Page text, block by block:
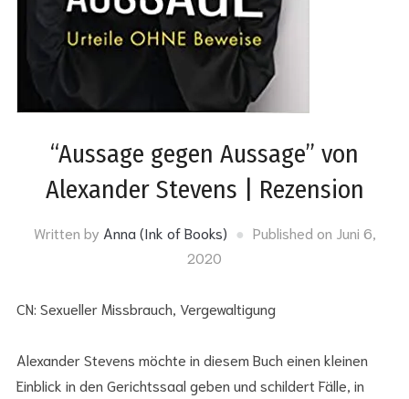
“Aussage gegen Aussage” von
Alexander Stevens | Rezension
Written by Anna (Ink of Books) Published on Juni 6,
2020
CN: Sexueller Missbrauch, Vergewaltigung
Alexander Stevens möchte in diesem Buch einen kleinen
Einblick in den Gerichtssaal geben und schildert Fälle, in